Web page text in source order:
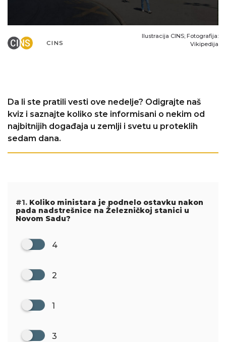
CINS
Ilustracija CINS; Fotografija:
Vikipedija
Da li ste pratili vesti ove nedelje? Odigrajte naš
kviz i saznajte koliko ste informisani o nekim od
najbitnijih događaja u zemlji i svetu u proteklih
sedam dana.
#1. Koliko ministara je podnelo ostavku nakon
pada nadstrešnice na Železničkoj stanici u
Novom Sadu?
4
2
1
3